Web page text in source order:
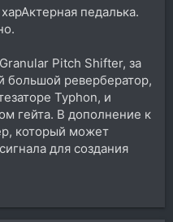
педалька.
Pitch Shifter, за
большой ревербератор,
Typhon, и
гейта. В дополнение к
который может
для создания